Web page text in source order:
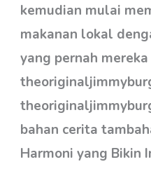
kemudian mulai
makanan lokal
yang pernah
bahan cerita
Harmoni yang Bikin